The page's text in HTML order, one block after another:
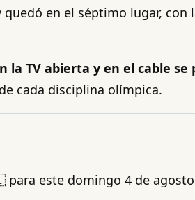
en el séptimo lugar,
la TV abierta y en el cable
cada disciplina olímpica.
para este domingo 4 de